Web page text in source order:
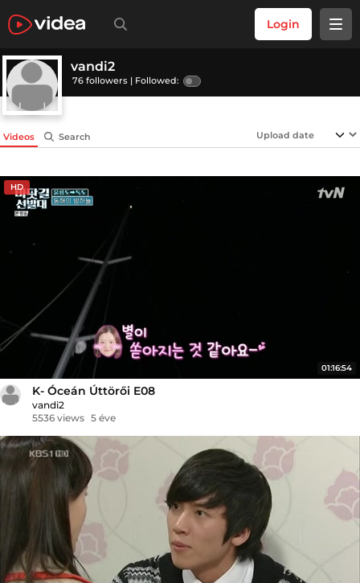
Login
vandi2
76 followers | Followed:
Videos Search
HD
01:16:54
K- Óceán Úttörői E08
vandi2
5536 views 5 éve